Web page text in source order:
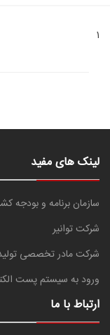
1
لینک های مفید
سازمان برنامه و بودجه
شرکت توانیر
شرکت مادر تخصصی
ورود به سیستم پست
ارتباط با ما